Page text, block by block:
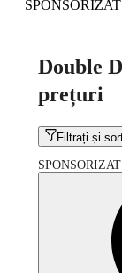
SPONSORIZAT
Double
prețuri
Filtrați și
SPONSORIZAT